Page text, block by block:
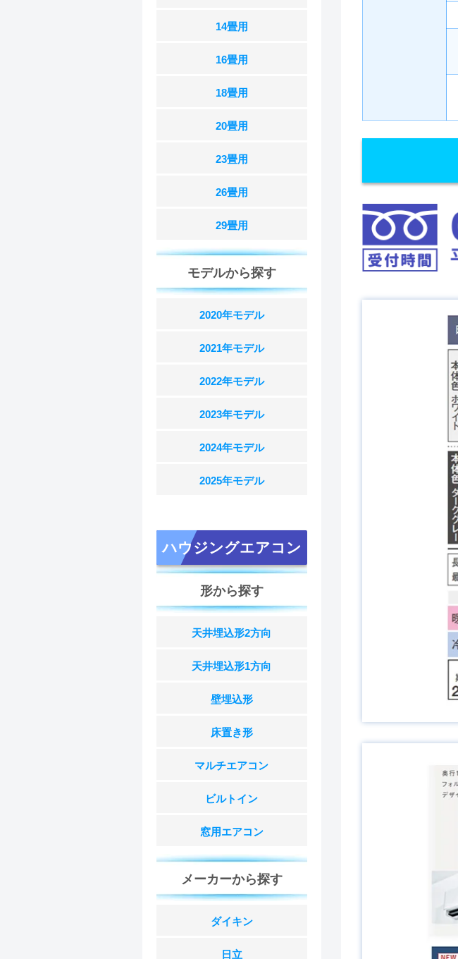
14畳用
16畳用
18畳用
20畳用
23畳用
26畳用
29畳用
モデルから探す
2020年モデル
2021年モデル
2022年モデル
2023年モデル
2024年モデル
2025年モデル
ハウジングエアコン
形から探す
天井埋込形2方向
天井埋込形1方向
壁埋込形
床置き形
マルチエアコン
ビルトイン
窓用エアコン
メーカーから探す
ダイキン
日立